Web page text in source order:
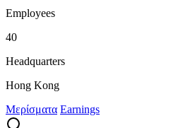
Employees
40
Headquarters
Hong Kong
Μερίσματα Earnings